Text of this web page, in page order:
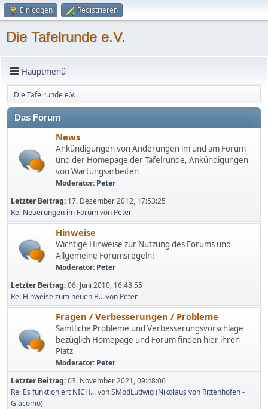
Einloggen Registrieren
Die Tafelrunde e.V.
Hauptmenü
Die Tafelrunde e.V.
Das Forum
News
Ankündigungen von Änderungen im und am Forum
und der Homepage der Tafelrunde, Ankündigungen
von Wartungsarbeiten
Moderator: Peter
Letzter Beitrag: 17. Dezember 2012, 17:53:25
Re: Neuerungen im Forumvon Peter
Hinweise
Wichtige Hinweise zur Nutzung des Forums und
Allgemeine Forumsregeln!
Moderator: Peter
Letzter Beitrag:06. Juni 2010, 16:48:55
Re: Hinweise zum neuen B...von Peter
Fragen / Verbesserungen / Probleme
Sämtliche Probleme und Verbesserungsvorschläge
bezüglich Homepage und Forum finden hier ihren
Platz
Moderator: Peter
Letzter Beitrag:03. November 2021, 09:48:06
Re: Es funktioniert NICH...vonSModLudwig (Nikolaus von Rittenhofen -
Giacomo)